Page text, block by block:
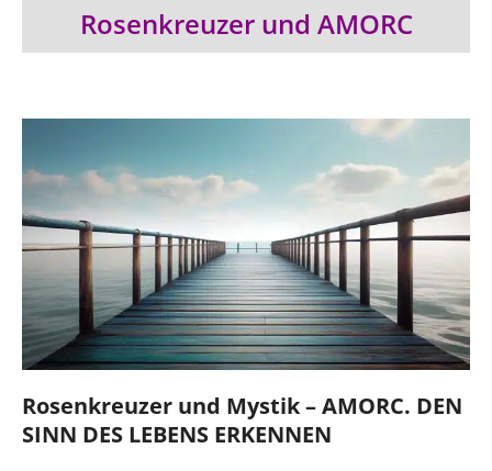
Rosenkreuzer und AMORC
Rosenkreuzer und Mystik – AMORC. DEN
SINN DES LEBENS ERKENNEN